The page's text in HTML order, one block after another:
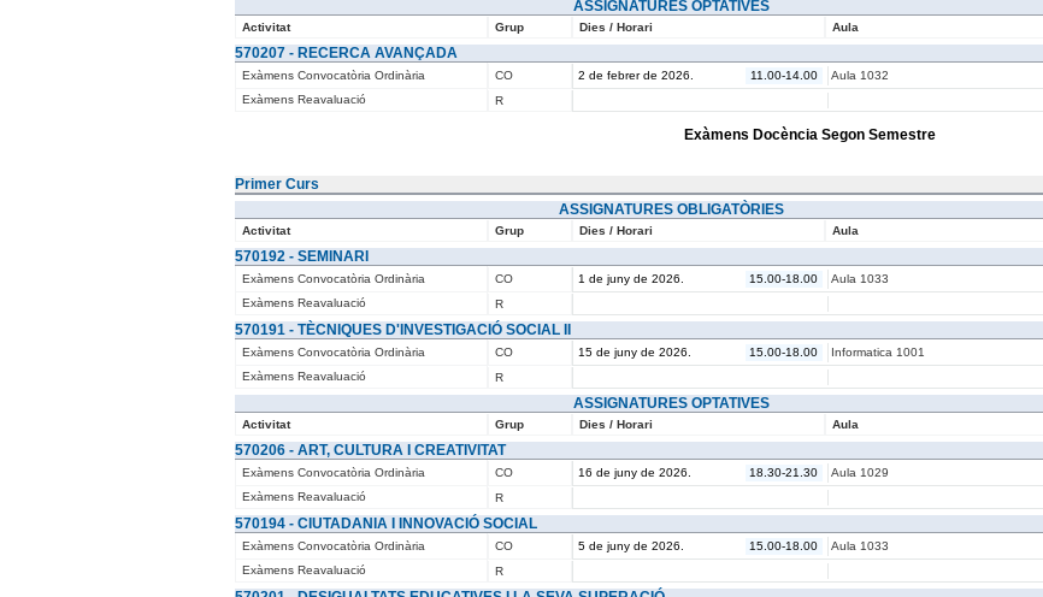
ASSIGNATURES OPTATIVES
Activitat Grup Dies / Horari Aula
570207 - RECERCA AVANÇADA
Exàmens Convocatòria Ordinària CO 2 de febrer de 2026. 11.00-14.00
Aula 1032
Exàmens Reavaluació
R
Exàmens Docència Segon Semestre
Primer Curs
ASSIGNATURES OBLIGATÒRIES
Activitat Grup Dies / Horari Aula
570192 - SEMINARI
Exàmens Convocatòria Ordinària CO 1 de juny de 2026. 15.00-18.00
Aula 1033
Exàmens Reavaluació
R
570191 - TÈCNIQUES D'INVESTIGACIÓ SOCIAL II
Exàmens Convocatòria Ordinària CO 15 de juny de 2026. 15.00-18.00
Informatica 1001
Exàmens Reavaluació
R
ASSIGNATURES OPTATIVES
Activitat Grup Dies / Horari Aula
570206 - ART, CULTURA I CREATIVITAT
Exàmens Convocatòria Ordinària CO 16 de juny de 2026. 18.30-21.30
Aula 1029
Exàmens Reavaluació
R
570194 - CIUTADANIA I INNOVACIÓ SOCIAL
Exàmens Convocatòria Ordinària CO 5 de juny de 2026. 15.00-18.00
Aula 1033
Exàmens Reavaluació
R